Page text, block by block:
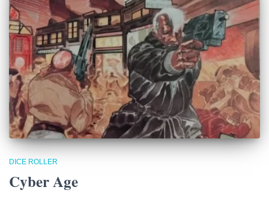
DICE ROLLER
Cyber Age